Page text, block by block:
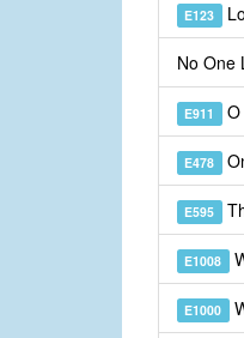
E123
No One
E911 O
E478
E595
E1008
E1000